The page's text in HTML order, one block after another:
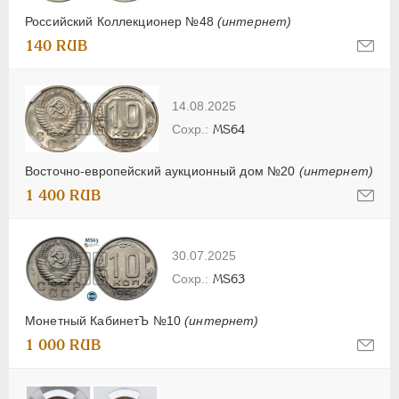
Российский Коллекционер №48 (интернет)
140 RUB
14.08.2025
Восточно-европейский аукционный дом №20 (интернет)
MS64
1 400 RUB
30.07.2025
Монетный КабинетЪ №10(интернет)
MS63
1 000 RUB